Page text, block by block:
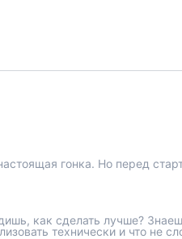
гонка. Но перед
как сделать лучше?
технически и что не